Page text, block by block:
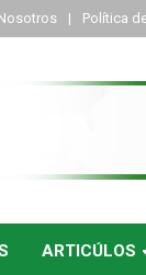
Política
ARTICÚLOS